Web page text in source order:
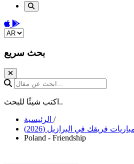
Download on the App Store
Get it on Google Play
Change language
بحث سريع
ابحث عن مقال...
اكتب شيئًا للبحث..
/
Poland - Friendship